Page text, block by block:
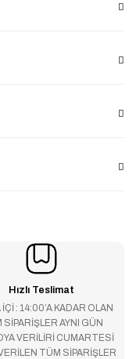
Hızlı Teslimat
İÇİ : 14:00’A KADAR OLAN
SİPARİŞLER AYNI GÜN
VERİLİRİ CUMARTESİ
TÜM SİPARİŞLER